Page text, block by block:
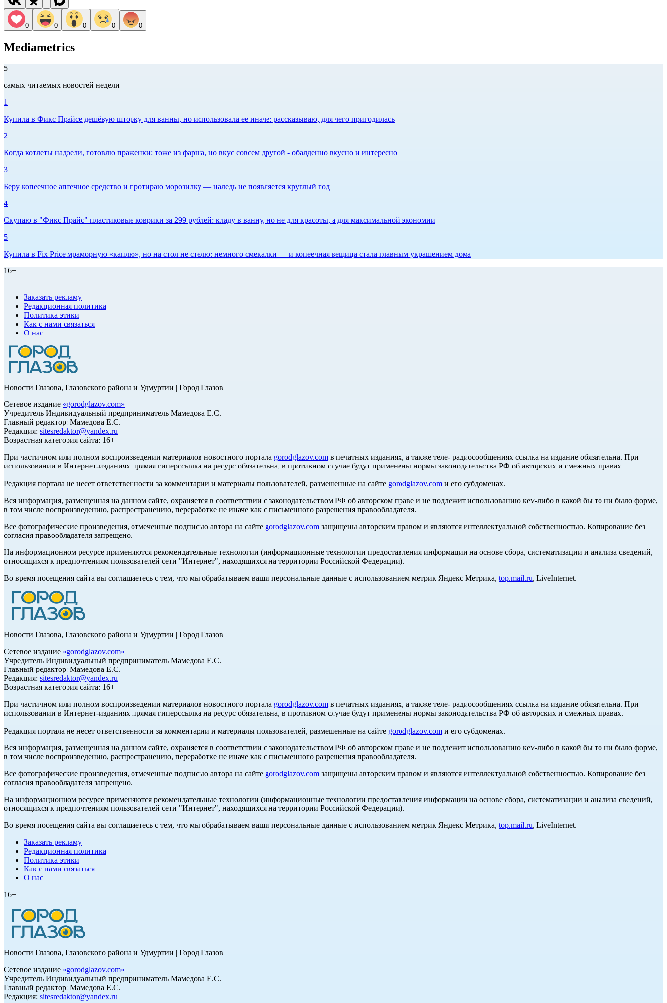
0 0 0 0 0
Mediametrics
5
самых читаемых новостей недели
1
Купила в Фикс Прайсе дешёвую шторку для ванны, но использовала ее иначе: рассказываю, для чего пригодилась
2
Когда котлеты надоели, готовлю праженки: тоже из фарша, но вкус совсем другой - обалденно вкусно и интересно
3
Беру копеечное аптечное средство и протираю морозилку — наледь не появляется круглый год
4
Скупаю в "Фикс Прайс" пластиковые коврики за 299 рублей: кладу в ванну, но не для красоты, а для максимальной экономии
5
Купила в Fix Price мраморную «каплю», но на стол не стелю: немного смекалки — и копеечная вещица стала главным украшением дома
16+
Заказать рекламу
Редакционная политика
Политика этики
Как с нами связаться
О нас
Новости Глазова, Глазовского района и Удмуртии | Город Глазов
Сетевое издание «gorodglazov.com»
Учредитель Индивидуальный предприниматель Мамедова Е.С.
Главный редактор: Мамедова Е.С.
Редакция: sitesredaktor@yandex.ru
Возрастная категория сайта: 16+
При частичном или полном воспроизведении материалов новостного портала gorodglazov.com в печатных изданиях, а также теле- радиосообщениях ссылка на издание обязательна. При
использовании в Интернет-изданиях прямая гиперссылка на ресурс обязательна, в противном случае будут применены нормы законодательства РФ об авторских и смежных правах.
Редакция портала не несет ответственности за комментарии и материалы пользователей, размещенные на сайте gorodglazov.com и его субдоменах.
Вся информация, размещенная на данном сайте, охраняется в соответствии с законодательством РФ об авторском праве и не подлежит использованию кем-либо в какой бы то ни было форме,
в том числе воспроизведению, распространению, переработке не иначе как с письменного разрешения правообладателя.
Все фотографические произведения, отмеченные подписью автора на сайте gorodglazov.com защищены авторским правом и являются интеллектуальной собственностью. Копирование без
согласия правообладателя запрещено.
На информационном ресурсе применяются рекомендательные технологии (информационные технологии предоставления информации на основе сбора, систематизации и анализа сведений,
относящихся к предпочтениям пользователей сети "Интернет", находящихся на территории Российской Федерации).
Во время посещения сайта вы соглашаетесь с тем, что мы обрабатываем ваши персональные данные с использованием метрик Яндекс Метрика, top.mail.ru, LiveInternet.
Новости Глазова, Глазовского района и Удмуртии | Город Глазов
Сетевое издание «gorodglazov.com»
Учредитель Индивидуальный предприниматель Мамедова Е.С.
Главный редактор: Мамедова Е.С.
Редакция: sitesredaktor@yandex.ru
Возрастная категория сайта: 16+
При частичном или полном воспроизведении материалов новостного портала gorodglazov.com в печатных изданиях, а также теле- радиосообщениях ссылка на издание обязательна. При
использовании в Интернет-изданиях прямая гиперссылка на ресурс обязательна, в противном случае будут применены нормы законодательства РФ об авторских и смежных правах.
Редакция портала не несет ответственности за комментарии и материалы пользователей, размещенные на сайте gorodglazov.com и его субдоменах.
Вся информация, размещенная на данном сайте, охраняется в соответствии с законодательством РФ об авторском праве и не подлежит использованию кем-либо в какой бы то ни было форме,
в том числе воспроизведению, распространению, переработке не иначе как с письменного разрешения правообладателя.
Все фотографические произведения, отмеченные подписью автора на сайте gorodglazov.com защищены авторским правом и являются интеллектуальной собственностью. Копирование без
согласия правообладателя запрещено.
На информационном ресурсе применяются рекомендательные технологии (информационные технологии предоставления информации на основе сбора, систематизации и анализа сведений,
относящихся к предпочтениям пользователей сети "Интернет", находящихся на территории Российской Федерации).
Во время посещения сайта вы соглашаетесь с тем, что мы обрабатываем ваши персональные данные с использованием метрик Яндекс Метрика, top.mail.ru, LiveInternet.
Заказать рекламу
Редакционная политика
Политика этики
Как с нами связаться
О нас
16+
Новости Глазова, Глазовского района и Удмуртии | Город Глазов
Сетевое издание «gorodglazov.com»
Учредитель Индивидуальный предприниматель Мамедова Е.С.
Главный редактор: Мамедова Е.С.
Редакция: sitesredaktor@yandex.ru